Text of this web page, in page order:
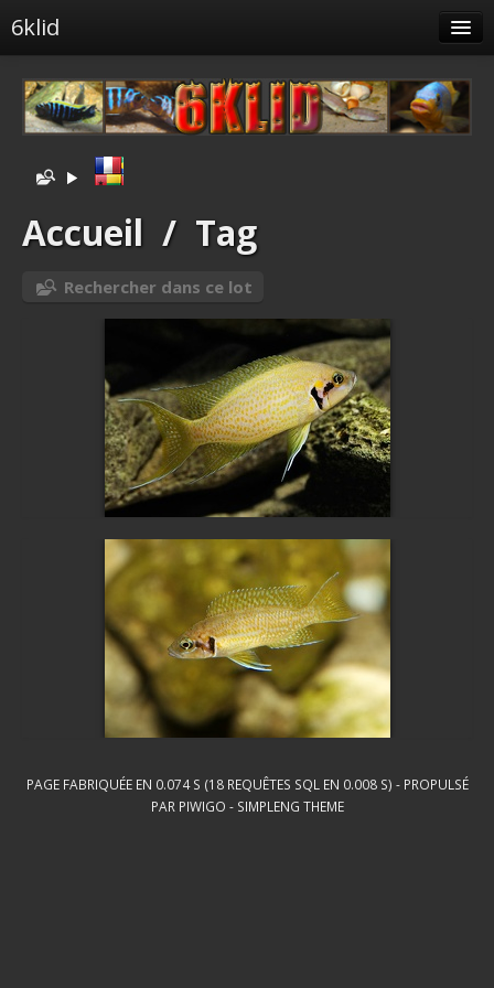
6klid
Tags liés
Spéciales
Albums liés
Identification
Accueil / Tag
Rechercher dans ce lot
PAGE FABRIQUÉE EN 0.074 S (18 REQUÊTES SQL EN 0.008 S) - PROPULSÉ
PAR PIWIGO - SIMPLENG THEME